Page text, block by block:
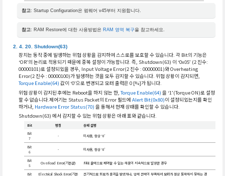
참고: Startup Configuration은 펌웨어 v45부터 지원합니다.
참고: RAM Restore에 대한 사용방법은 RAM 영역 복구을 참고하세요.
Shutdown(63)
장치는 동작 중에 발생하는 위험 상황을 감지하여 스스로를 보호할 수 있습니다. 각 Bit의 기능은
‘OR’의 논리로 적용되기 때문에 중복 설정이 가능합니다. 즉, Shutdown(63) 이 ‘0x05’ (2 진수:
00000101)로 설정되었을 경우, Input Voltage Error(2 진수 : 00000001)와 Overheating
Error(2 진수 : 00000100)가 발생하는 것을 모두 감지할 수 있습니다. 위험 상황이 감지되면,
Torque Enable(64) 값이 ‘0’으로 변경되고 모터 출력은 0 [%]가 됩니다.
위험 상황이 감지된 후에는 Reboot을 하지 않는 한, Torque Enable(64) 을 ‘1’(Torque ON)로 설정
할 수 없습니다.제어기는 Status Packet의 Error 필드에 Alert Bit(0x80)이 설정되었는지를 확인
하거나, Hardware Error Status(70) 을 통해서 현재 상태를 확인할 수 있습니다.
Shutdown(63) 에서 감지할 수 있는 위험 상황은 아래 표와 같습니다.
Bit 명칭
상세 설명
Bit
7
- 미사용, 항상 ‘0’
Bit
6
- 미사용, 항상 ‘0’
Bit
5
Overload Error(기본값) 최대 출력으로 제어할 수 없는 하중이 지속적으로 발생한 경우
Bit
Electrical Shock Error(기본
전기적으로 회로가 충격을 받았거나, 입력 전력이 부족해서 모터가 정상 동작하지 못하는 경